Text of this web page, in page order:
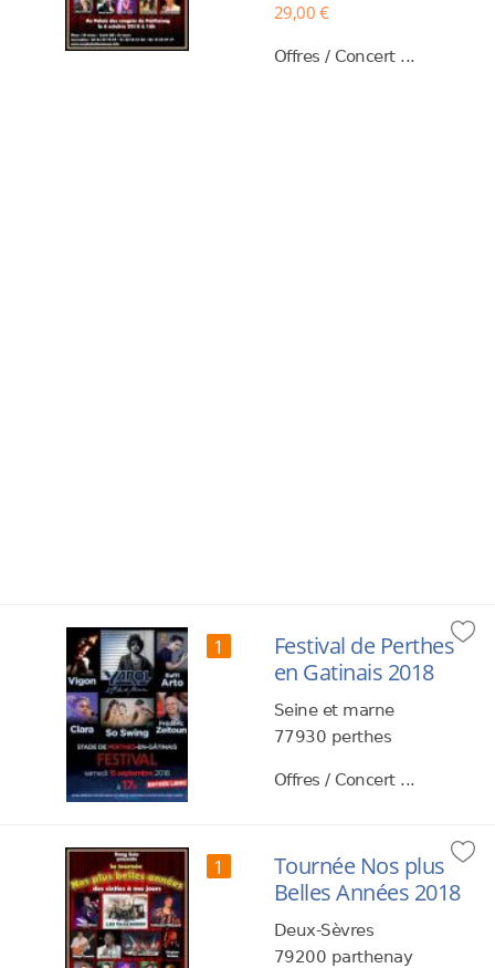
29,00 €
Offres / Concert ...
1
Festival de Perthes
en Gatinais 2018
Seine et marne
77930 perthes
Offres / Concert ...
1
Tournée Nos plus
Belles Années 2018
Deux-Sèvres
79200 parthenay